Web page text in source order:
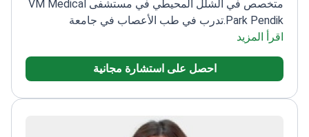
متخصص في الشلل المحيطي في مستشفى VM Medical
Park Pendik. تدرب في طب الأعصاب في جامعة
دجلةعضو في الجمعيات التركية لطب الأعصاب وطب
حاصل على جائزة حوافز نجاح النشر
اقرأ المزيد
احصل على استشارة مجانية